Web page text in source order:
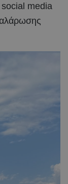
social media